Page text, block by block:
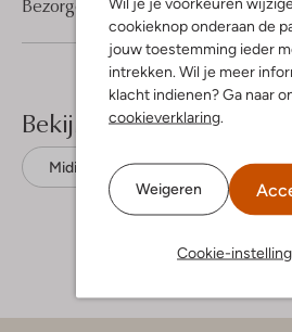
cookieknop onderaan de
jouw toestemming ieder
intrekken. Wil je meer
klacht indienen? Ga naar
cookieverklaring
Weigeren
Cookie-
Bezorgen & retourneren
Bekijk meer
Midirokken Neo Noir